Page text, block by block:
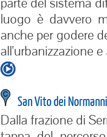
luogo è davvero
anche per godere
all'urbanizzazione
San Vito dei Normanni
Dalla frazione di